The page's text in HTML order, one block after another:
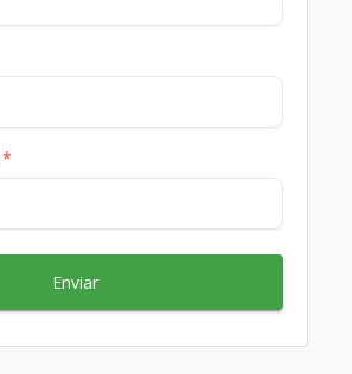
*
Enviar